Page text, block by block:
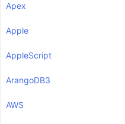
Apex
Apple
AppleScript
ArangoDB3
AWS